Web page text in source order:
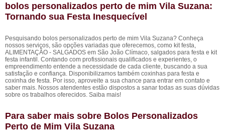
bolos personalizados perto de mim Vila Suzana:
Tornando sua Festa Inesquecível
Pesquisando bolos personalizados perto de mim Vila Suzana? Conheça
nossos serviços, são opções variadas que oferecemos, como kit festa,
ALIMENTAÇÃO - SALGADOS em São João Clímaco, salgados para festa e kit
festa infantil. Contando com profissionais qualificados e experientes, o
empreendimento entende a necessidade de cada cliente, buscando a sua
satisfação e confiança. Disponibilizamos também coxinhas para festa e
coxinha de festa. Por isso, aproveite a sua chance para entrar em contato e
saber mais. Nossos atendentes estão dispostos a sanar todas as suas dúvidas
sobre os trabalhos oferecidos. Saiba mais!
Para saber mais sobre Bolos Personalizados
Perto de Mim Vila Suzana